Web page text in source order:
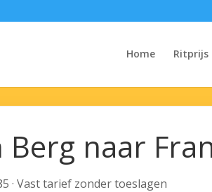
Home Ritprijs
Berg naar
· Vast tarief zonder toeslagen